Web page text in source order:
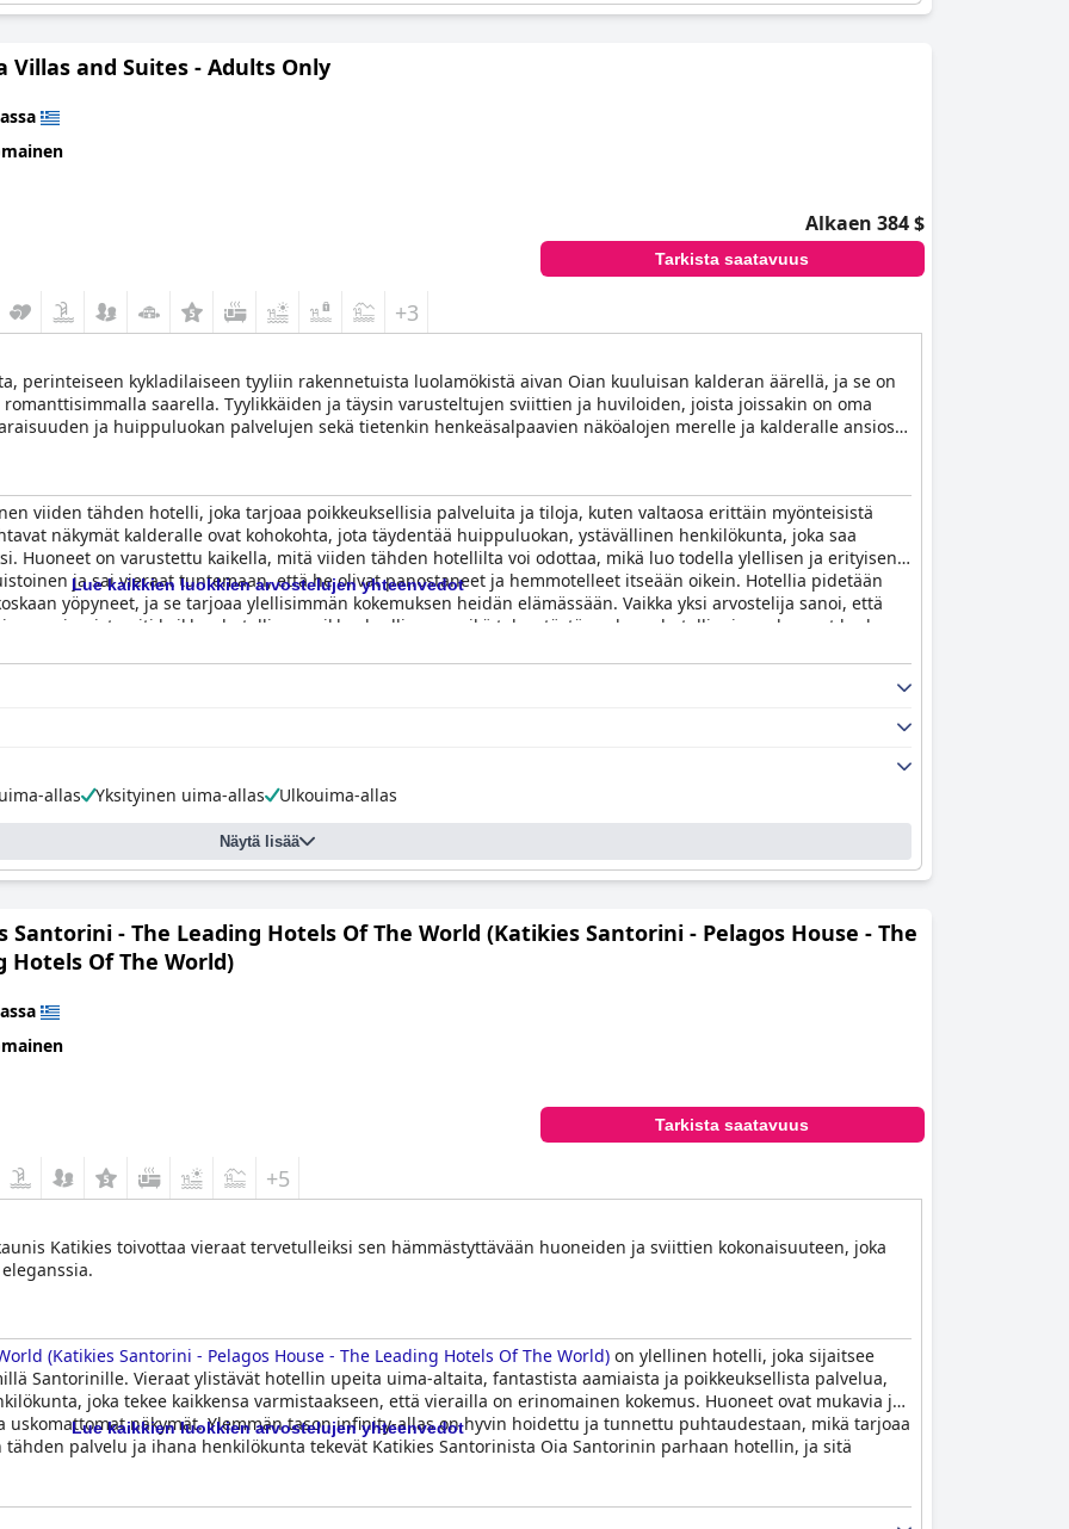
Villas and Suites - Adults Only
Alkaen 384 $
Tarkista saatavuus
+3
perinteiseen kykladilaiseen tyyliin rakennetuista luolamökistä aivan Oian kuuluisan kalderan äärellä, ja se on
saarella. Tyylikkäiden ja täysin varusteltujen sviittien ja huviloiden, joista joissakin on oma
ja huippuluokan palvelujen sekä tietenkin henkeäsalpaavien näköalojen merelle ja kalderalle ansiosta
viiden tähden hotelli, joka tarjoaa poikkeuksellisia palveluita ja tiloja, kuten valtaosa erittäin myönteisistä
näkymät kalderalle ovat kohokohta, jota täydentää huippuluokan, ystävällinen henkilökunta, joka saa
Huoneet on varustettu kaikella, mitä viiden tähden hotellilta voi odottaa, mikä luo todella ylellisen ja erityisen
ja sai vieraat tuntemaan, että he olivat panostaneet ja hemmotelleet itseään oikein. Hotellia pidetään
yöpyneet, ja se tarjoaa ylellisimmän kokemuksen heidän elämässään. Vaikka yksi arvostelija sanoi, että
vieraista piti kaikkea hotellissa poikkeuksellisena, mikä tekee tästä parhaan hotellin, jossa he ovat koskaan
näkymät kalderalle tekevät La Perla Villas and Suitesista täydellisen paikan minilomalle tai romanttiselle
hotellia lämpimästi kaikille, jotka etsivät todella poikkeuksellista kokemusta.
Lue kaikkien luokkien arvostelujen yhteenvedot
allas Yksityinen uima-allas Ulkouima-allas
Näytä lisää
Santorini - The Leading Hotels Of The World (Katikies Santorini - Pelagos House - The
Hotels Of The World)
Tarkista saatavuus
+5
Katikies toivottaa vieraat tervetulleiksi sen hämmästyttävään huoneiden ja sviittien kokonaisuuteen, joka
(Katikies Santorini - Pelagos House - The Leading Hotels Of The World) on ylellinen hotelli, joka sijaitsee
Santorinille. Vieraat ylistävät hotellin upeita uima-altaita, fantastista aamiaista ja poikkeuksellista palvelua,
joka tekee kaikkensa varmistaakseen, että vierailla on erinomainen kokemus. Huoneet ovat mukavia ja
näkymät. Ylemmän tason infinity-allas on hyvin hoidettu ja tunnettu puhtaudestaan, mikä tarjoaa
palvelu ja ihana henkilökunta tekevät Katikies Santorinista Oia Santorinin parhaan hotellin, ja sitä
Lue kaikkien luokkien arvostelujen yhteenvedot